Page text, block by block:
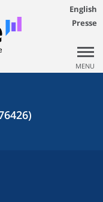
English
Presse
MENU